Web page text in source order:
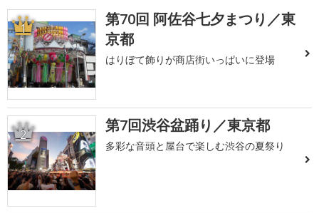
1
第70回 阿佐谷七夕まつり／東
京都
はりぼて飾りが商店街いっぱいに登場
2 第7回渋谷盆踊り／東京都
多彩な音頭と屋台で楽しむ渋谷の夏祭り